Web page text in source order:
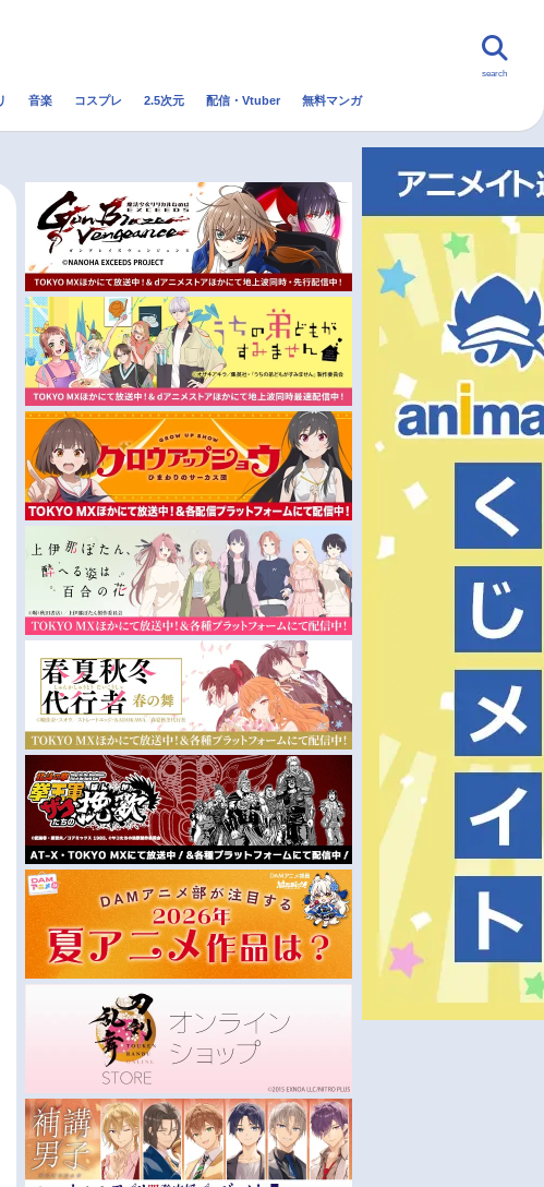
配信・Vtuber トレンド 無料マンガ
別一覧 秋アニメ
冬アニメ
search
音楽 コスプレ 2.5次元 配信・Vtuber 無料マンガ